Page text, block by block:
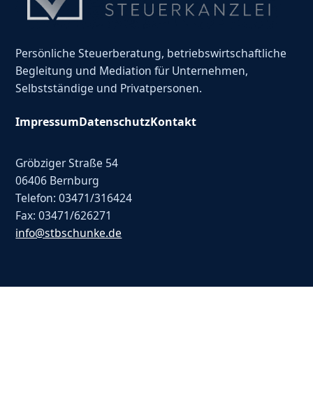
Persönliche Steuerberatung, betriebswirtschaftliche
Begleitung und Mediation für Unternehmen,
Selbstständige und Privatpersonen.
ImpressumDatenschutzKontakt
Gröbziger Straße 54
06406 Bernburg
Telefon: 03471/316424
Fax: 03471/626271
info@stbschunke.de